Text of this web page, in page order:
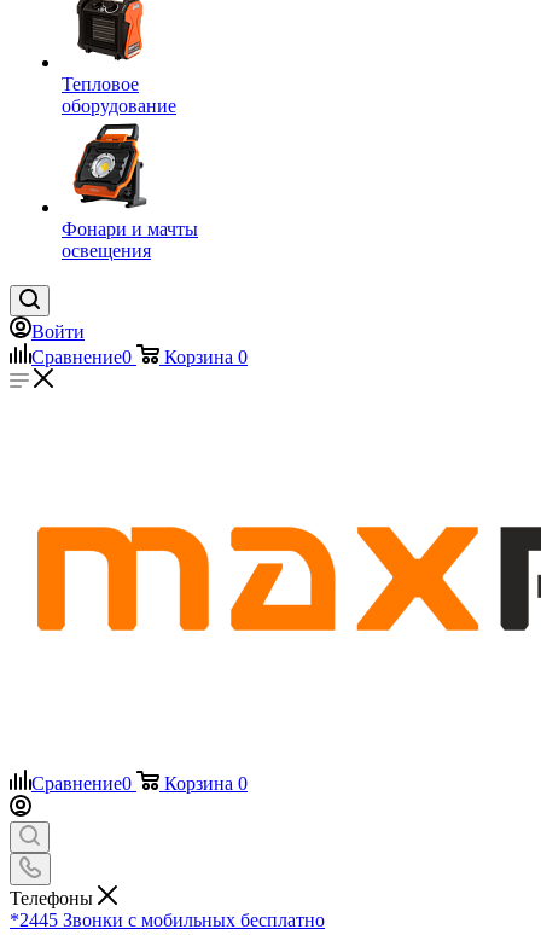
Тепловое
оборудование
Фонари и мачты
освещения
Войти
Сравнение0 Корзина 0
Сравнение0 Корзина 0
Телефоны
*2445 Звонки с мобильных бесплатно